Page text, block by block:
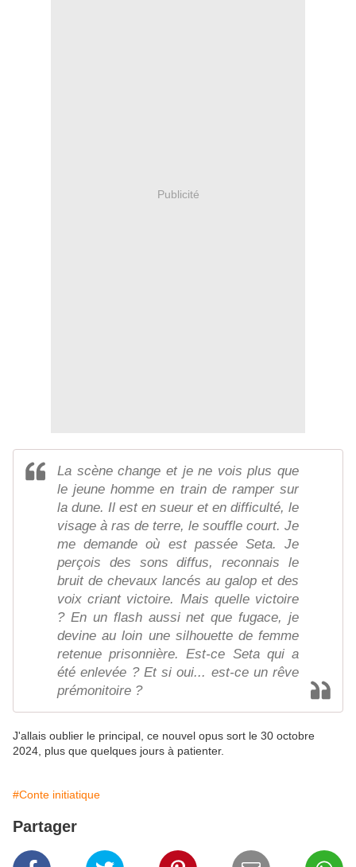
Publicité
La scène change et je ne vois plus que
le jeune homme en train de ramper sur
la dune. Il est en sueur et en difficulté, le
visage à ras de terre, le souffle court. Je
me demande où est passée Seta. Je
perçois des sons diffus, reconnais le
bruit de chevaux lancés au galop et des
voix criant victoire. Mais quelle victoire
? En un flash aussi net que fugace, je
devine au loin une silhouette de femme
retenue prisonnière. Est-ce Seta qui a
été enlevée ? Et si oui... est-ce un rêve
prémonitoire ?
J'allais oublier le principal, ce nouvel opus sort le 30 octobre
2024, plus que quelques jours à patienter.
#Conte initiatique
Partager